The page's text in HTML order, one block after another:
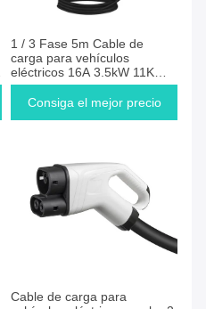
1 / 3 Fase 5m Cable de
carga para vehículos
eléctricos 16A 3.5kW 11KW
Cable de carga de tipo 2 a
tipo 2
Consiga el mejor precio
Cable de carga para